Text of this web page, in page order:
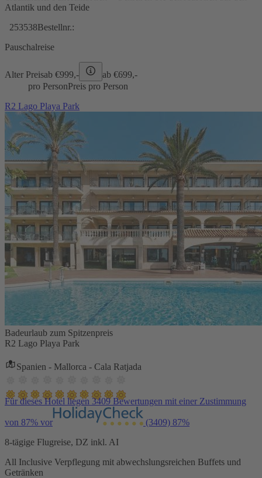
Atlantik und den Teide
253538Bestellnr.:
Pauschalreise
Alter Preisab €999,- ab €699,-
pro PersonPreis pro Person
R2 Lago Playa Park
Badeurlaub zum Spitzenpreis
R2 Lago Playa Park
Spanien - Mallorca - Cala Ratjada
Für dieses Hotel liegen 3409 Bewertungen mit einer Zustimmung
von 87% vor (3409) 87%
8-tägige Flugreise, DZ inkl. AI
All Inclusive Verpflegung mit abwechslungsreichen Buffets und
Getränken